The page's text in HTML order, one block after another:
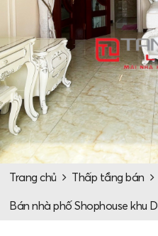
Trang chủ Thấp tầng bán
Bán nhà phố Shophouse khu D